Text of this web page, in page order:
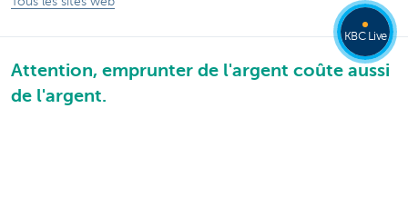
Attention, emprunter de l'argent coûte aussi
de l'argent.
KBC Live